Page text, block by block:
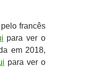
francês
para ver o
em 2018,
para ver o